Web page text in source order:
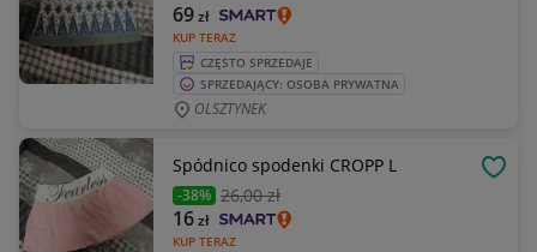
KUP TERAZ
69zł
CZĘSTO SPRZEDAJE
SPRZEDAJĄCY: OSOBA PRYWATNA
OLSZTYNEK
Spódnico spodenki CROPP L
-38% 26,00 zł
KUP TERAZ
16zł